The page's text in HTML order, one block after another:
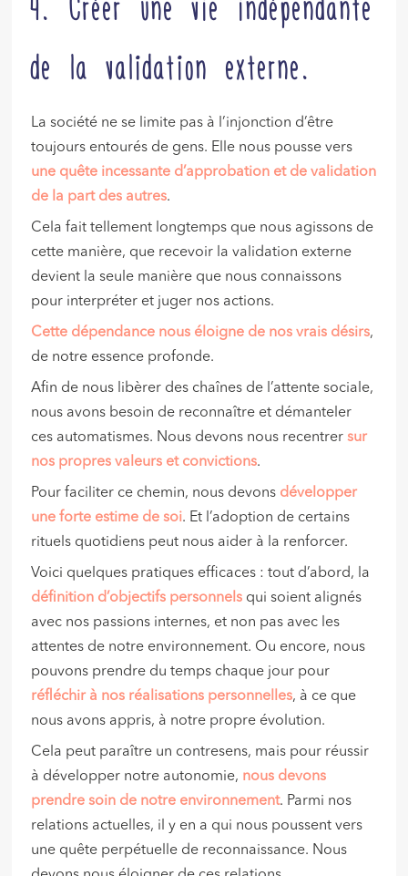
de la validation externe.
La société ne se limite pas à l’injonction d’être
toujours entourés de gens. Elle nous pousse vers
une quête incessante d’approbation et de validation
de la part des autres.
Cela fait tellement longtemps que nous agissons de
cette manière, que recevoir la validation externe
devient la seule manière que nous connaissons
pour interpréter et juger nos actions.
Cette dépendance nous éloigne de nos vrais désirs,
de notre essence profonde.
Afin de nous libèrer des chaînes de l’attente sociale,
nous avons besoin de reconnaître et démanteler
ces automatismes. Nous devons nous recentrersur
nos propres valeurs et convictions.
Pour faciliter ce chemin, nous devons développer
une forte estime de soi. Et l’adoption de certains
rituels quotidiens peut nous aider à la renforcer.
Voici quelques pratiques efficaces : tout d’abord, la
définition d’objectifs personnels qui soient alignés
avec nos passions internes, et non pas avec les
attentes de notre environnement. Ou encore, nous
pouvons prendre du temps chaque jour pour
réfléchir à nos réalisations personnelles, à ce que
nous avons appris, à notre propre évolution.
Cela peut paraître un contresens, mais pour réussir
à développer notre autonomie, nous devons
prendre soin de notre environnement. Parmi nos
relations actuelles, il y en a qui nous poussent vers
une quête perpétuelle de reconnaissance. Nous